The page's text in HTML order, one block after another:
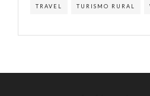
TRAVEL TURISMO RURAL